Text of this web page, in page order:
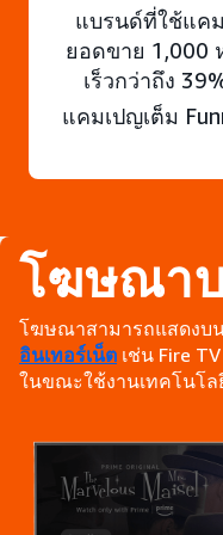
แบรนด์ที่ใช้แค
ยอดขาย 1,000
เร็วกว่าถึง
แคมเปญเต็ม
โฆษณา
โฆษณาสามารถแสดงบ
อินเทอร์เน็ต เช่น Fire
ในขณะใช้งานเทคโนโ